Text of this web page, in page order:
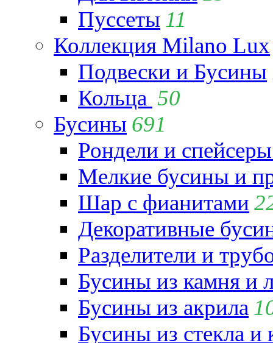
Пуссеты 11
Коллекция Milano Lux
Подвески и Бусины
Кольца 50
Бусины 691
Рондели и
Мелкие бусины и
Шар с фианитами
Декоративные
Разделители и
Бусины из камня и
Бусины из акрила
Бусины из стекла и